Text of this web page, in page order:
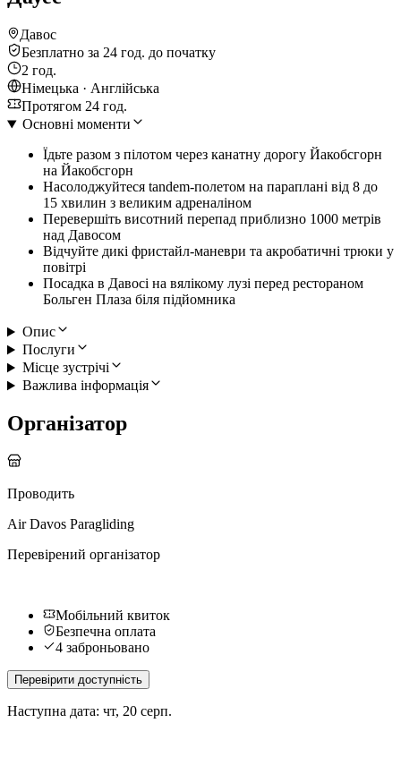
Давос
Безплатно за 24 год. до початку
2 год.
Німецька · Англійська
Протягом 24 год.
Основні моменти
Їдьте разом з пілотом через канатну дорогу Йакобсгорн
на Йакобсгорн
Насолоджуйтеся tandem-полетом на параплані від 8 до
15 хвилин з великим адреналіном
Перевершіть висотний перепад приблизно 1000 метрів
над Давосом
Відчуйте дикі фристайл-маневри та акробатичні трюки у
повітрі
Посадка в Давосі на вялікому лузі перед рестораном
Больген Плаза біля підйомника
Опис
Послуги
Місце зустрічі
Важлива інформація
Організатор
Проводить
Air Davos Paragliding
Перевірений організатор
Мобільний квиток
Безпечна оплата
4 заброньовано
Перевірити доступність
Наступна дата: чт, 20 серп.